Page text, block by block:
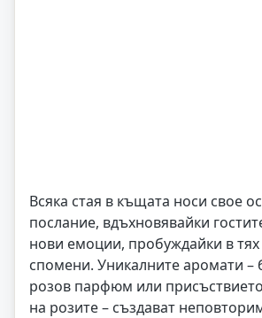
Всяка стая в къщата носи свое
послание, вдъхновявайки
нови емоции, пробуждайки в
спомени. Уникалните аромати –
розов парфюм или
на розите – създават